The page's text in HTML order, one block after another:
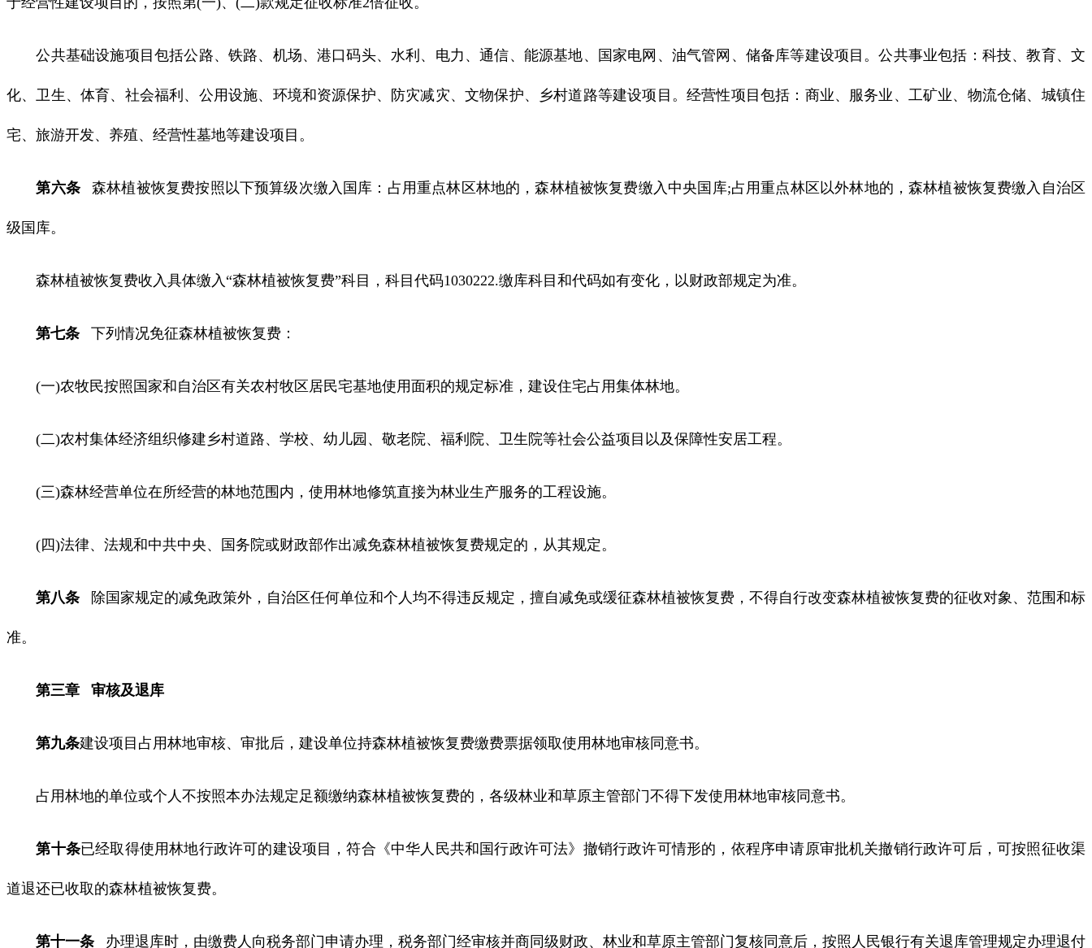
公共基础设施项目包括公路、铁路、机场、港口码头、水利、电力、通信、能源基地、国家电网、油气管网、储备库等建设项目。公共事业包括：科技、教育、文
化、卫生、体育、社会福利、公用设施、环境和资源保护、防灾减灾、文物保护、乡村道路等建设项目。经营性项目包括：商业、服务业、工矿业、物流仓储、城镇住
宅、旅游开发、养殖、经营性墓地等建设项目。
第六条森林植被恢复费按照以下预算级次缴入国库：占用重点林区林地的，森林植被恢复费缴入中央国库;占用重点林区以外林地的，森林植被恢复费缴入自治区
级国库。
森林植被恢复费收入具体缴入“森林植被恢复费”科目，科目代码1030222.缴库科目和代码如有变化，以财政部规定为准。
第七条 下列情况免征森林植被恢复费：
(一)农牧民按照国家和自治区有关农村牧区居民宅基地使用面积的规定标准，建设住宅占用集体林地。
(二)农村集体经济组织修建乡村道路、学校、幼儿园、敬老院、福利院、卫生院等社会公益项目以及保障性安居工程。
(三)森林经营单位在所经营的林地范围内，使用林地修筑直接为林业生产服务的工程设施。
(四)法律、法规和中共中央、国务院或财政部作出减免森林植被恢复费规定的，从其规定。
第八条 除国家规定的减免政策外，自治区任何单位和个人均不得违反规定，擅自减免或缓征森林植被恢复费，不得自行改变森林植被恢复费的征收对象、范围和标
准。
第三章 审核及退库
第九条建设项目占用林地审核、审批后，建设单位持森林植被恢复费缴费票据领取使用林地审核同意书。
占用林地的单位或个人不按照本办法规定足额缴纳森林植被恢复费的，各级林业和草原主管部门不得下发使用林地审核同意书。
第十条已经取得使用林地行政许可的建设项目，符合《中华人民共和国行政许可法》撤销行政许可情形的，依程序申请原审批机关撤销行政许可后，可按照征收渠
道退还已收取的森林植被恢复费。
第十一条 办理退库时，由缴费人向税务部门申请办理，税务部门经审核并商同级财政、林业和草原主管部门复核同意后，按照人民银行有关退库管理规定办理退付